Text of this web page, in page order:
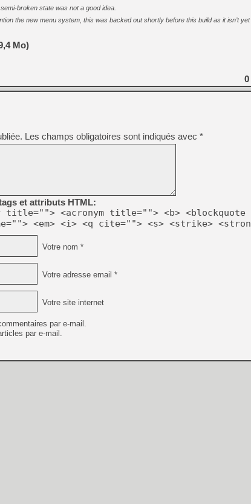
[GK] Oubliez Crazy Taxi,
[LS] [Switch] NSZ 5.0.0
[GK] No More Room in
[GK] Un chatbot Atelier
[GK] Mémoire cash -
[GK] Nvidia : le prix des
[GK] Suikoden Star Leap
[Mo5] La mini borne
broken state was not a good idea.
the new menu system, this was backed out shortly before this build as it isn’t yet
Mo)
0
Les champs obligatoires sont indiqués avec *
et attributs HTML:
<acronym title=""> <b> <blockquote
<em> <i> <q cite=""> <s> <strike>
Votre nom *
Votre adresse email *
Votre site internet
par e-mail.
par e-mail.